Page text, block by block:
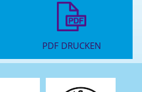
PDF DRUCKEN